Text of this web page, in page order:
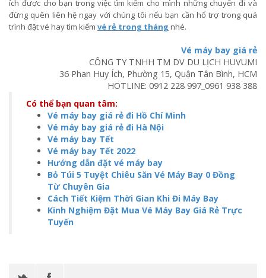
ích được cho bạn trong việc tìm kiếm cho mình những chuyến đi và
đừng quên liên hệ ngay với chúng tôi nếu bạn cần hổ trợ trong quá
trình đặt vé hay tìm kiếm vé rẻ trong tháng nhé.
Vé máy bay giá rẻ
CÔNG TY TNHH TM DV DU LỊCH HUVUMI
36 Phan Huy Ích, Phường 15, Quận Tân Bình, HCM
HOTLINE: 0912 228 997 0961 938 388
Có thể bạn quan tâm:
Vé máy bay giá rẻ đi Hồ Chí Minh
Vé máy bay giá rẻ đi Hà Nội
Vé máy bay Tết
Vé máy bay Tết 2022
Hướng dẫn đặt vé máy bay
Bỏ Túi 5 Tuyệt Chiêu Săn Vé Máy Bay 0 Đồng
Từ Chuyên Gia
Cách Tiết Kiệm Thời Gian Khi Đi Máy Bay
Kinh Nghiệm Đặt Mua Vé Máy Bay Giá Rẻ Trực
Tuyến